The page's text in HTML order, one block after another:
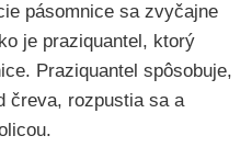
pásomnice sa zvyčajne
je praziquantel, ktorý
Praziquantel spôsobuje,
čreva, rozpustia sa a